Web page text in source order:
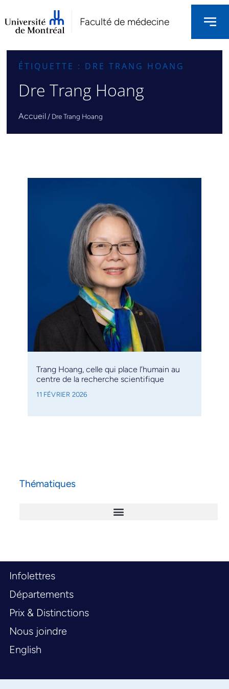
Faculté de médecine
ÉTIQUETTE : DRE TRANG HOANG
Dre Trang Hoang
Accueil / Dre Trang Hoang
Trang Hoang, celle qui place l’humain au
centre de la recherche scientifique
11 FÉVRIER 2026
Thématiques
Infolettres
Départements
Prix & Distinctions
Nous joindre
English